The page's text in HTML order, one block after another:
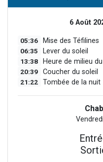
6 Août
05:36 Mise des Téfilines
06:35 Lever du soleil
13:38 Heure de milieu
20:39 Coucher du soleil
21:22 Tombée de la nuit